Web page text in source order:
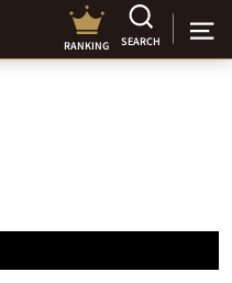
RANKING SEARCH